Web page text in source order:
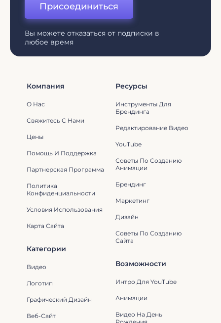
Присоединиться
Вы можете отказаться от подписки в
любое время
Компания
О Нас
Свяжитесь С Нами
Цены
Помощь И Поддержка
Партнерская Программа
Политика
Конфиденциальности
Условия Использования
Карта Сайта
Ресурсы
Инструменты Для
Брендинга
Редактирование Видео
YouTube
Советы По Созданию
Анимации
Брендинг
Маркетинг
Дизайн
Советы По Созданию
Сайта
Категории
Видео
Логотип
Графический Дизайн
Веб-Сайт
Возможности
Интро Для YouTube
Анимации
Видео На День